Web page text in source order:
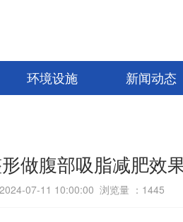
环境设施 新闻动态
做腹部吸脂减肥效
07-11 10:00:00 浏览量 ： 1445